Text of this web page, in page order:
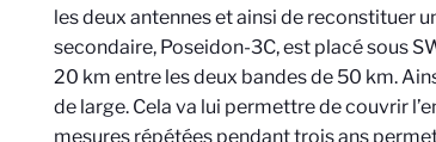
les deux antennes et ainsi de reconstituer
secondaire, Poseidon-3C, est placé sous
20 km entre les deux bandes de 50 km.
de large. Cela va lui permettre de couvrir
mesures répétées pendant trois ans